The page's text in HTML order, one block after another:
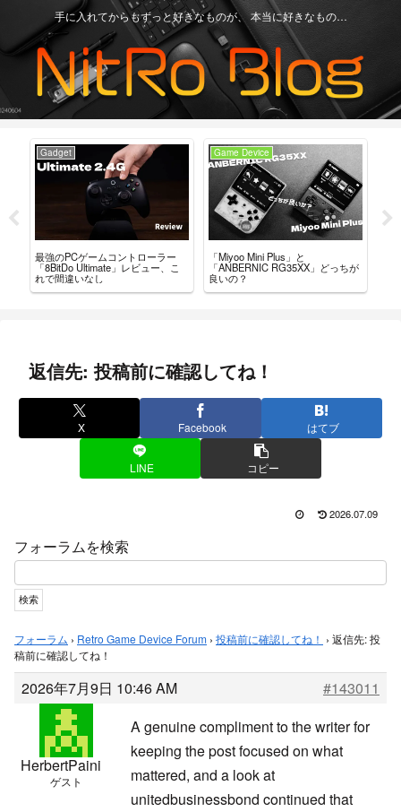
手に入れてからもずっと好きなものが、 本当に好きなもの…
ローラー
ュー、こ
Game Device
「Miyoo Mini Plus」と
「ANBERNIC RG35XX」どっちが
良いの？
Game Device
【Review】Retroid Pocket 3+ ブ
グレビュー！ 僕からひと
言・・・ 「これ、ええやん」
返信先: 投稿前に確認してね！
X Facebook はてブ
LINE コピー
2026.07.09
フォーラムを検索
フォーラム › Retro Game Device Forum › 投稿前に確認してね！ › 返信先: 投
稿前に確認してね！
2026年7月9日 10:46 AM #143011
HerbertPaini
ゲスト
A genuine compliment to the writer for
keeping the post focused on what
mattered, and a look at
unitedbusinessbond continued that